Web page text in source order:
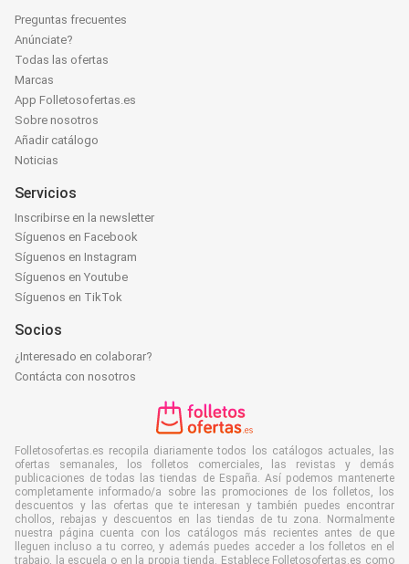
Preguntas frecuentes
Anúnciate?
Todas las ofertas
Marcas
App Folletosofertas.es
Sobre nosotros
Añadir catálogo
Noticias
Servicios
Inscribirse en la newsletter
Síguenos en Facebook
Síguenos en Instagram
Síguenos en Youtube
Síguenos en TikTok
Socios
¿Interesado en colaborar?
Contácta con nosotros
Folletosofertas.es recopila diariamente todos los catálogos actuales, las
ofertas semanales, los folletos comerciales, las revistas y demás
publicaciones de todas las tiendas de España. Así podemos mantenerte
completamente informado/a sobre las promociones de los folletos, los
descuentos y las ofertas que te interesan y también puedes encontrar
chollos, rebajas y descuentos en las tiendas de tu zona. Normalmente
nuestra página cuenta con los catálogos más recientes antes de que
lleguen incluso a tu correo, y además puedes acceder a los folletos en el
trabajo, la escuela o en la propia tienda. Establece Folletosofertas.es como